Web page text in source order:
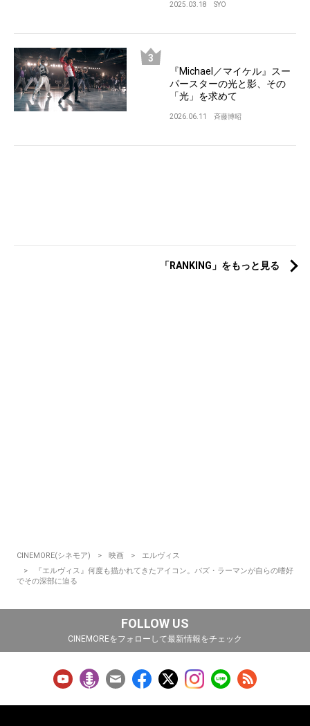
2025.03.18 SYO
『Michael／マイケル』スー
パースターの光と影、その
「光」を求めて
2026.06.11 斉藤博昭
「RANKING」をもっと見る
CINEMORE(シネモア) 映画
エルヴィス
『エルヴィス』何度も描かれてきたアイコン。バズ・ラーマンが自らの嗜好
でその深部に迫る
FOLLOW US
CINEMOREをフォローして最新情報をチェック